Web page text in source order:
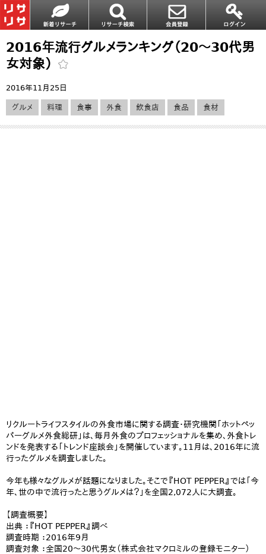
2016年流行グルメランキング（20～30代男
女対象）
2016年11月25日
グルメ 料理 食事 外食 飲食店 食品 食材
リクルートライフスタイルの外食市場に関する調査・研究機関「ホットペッ
パーグルメ外食総研」は、毎月外食のプロフェッショナルを集め、外食トレ
ンドを発表する「トレンド座談会」を開催しています。11月は、2016年に流
行ったグルメを調査しました。
今年も様々なグルメが話題になりました。そこで『HOT PEPPER』では「今
年、世の中で流行ったと思うグルメは？」を全国2,072人に大調査。
【調査概要】
出典 ：『HOT PEPPER』調べ
調査時期 ：2016年9月
調査対象 ：全国20～30代男女（株式会社マクロミルの登録モニター）